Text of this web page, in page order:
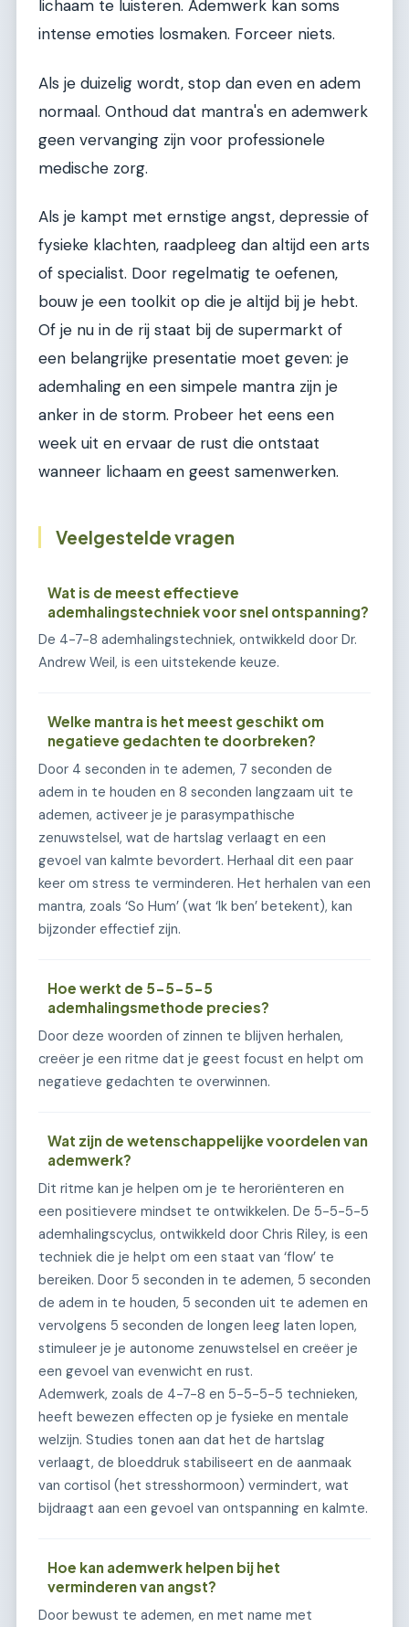
lichaam te luisteren. Ademwerk kan soms
intense emoties losmaken. Forceer niets.
Als je duizelig wordt, stop dan even en adem
normaal. Onthoud dat mantra's en ademwerk
geen vervanging zijn voor professionele
medische zorg.
Als je kampt met ernstige angst, depressie of
fysieke klachten, raadpleeg dan altijd een arts
of specialist. Door regelmatig te oefenen,
bouw je een toolkit op die je altijd bij je hebt.
Of je nu in de rij staat bij de supermarkt of
een belangrijke presentatie moet geven: je
ademhaling en een simpele mantra zijn je
anker in de storm. Probeer het eens een
week uit en ervaar de rust die ontstaat
wanneer lichaam en geest samenwerken.
Veelgestelde vragen
Wat is de meest effectieve
ademhalingstechniek voor snel ontspanning?
De 4-7-8 ademhalingstechniek, ontwikkeld door Dr.
Andrew Weil, is een uitstekende keuze.
Welke mantra is het meest geschikt om
negatieve gedachten te doorbreken?
Door 4 seconden in te ademen, 7 seconden de
adem in te houden en 8 seconden langzaam uit te
ademen, activeer je je parasympathische
zenuwstelsel, wat de hartslag verlaagt en een
gevoel van kalmte bevordert. Herhaal dit een paar
keer om stress te verminderen. Het herhalen van een
mantra, zoals ‘So Hum’ (wat ‘Ik ben’ betekent), kan
bijzonder effectief zijn.
Hoe werkt de 5-5-5-5
ademhalingsmethode precies?
Door deze woorden of zinnen te blijven herhalen,
creëer je een ritme dat je geest focust en helpt om
negatieve gedachten te overwinnen.
Wat zijn de wetenschappelijke voordelen van
ademwerk?
Dit ritme kan je helpen om je te heroriënteren en
een positievere mindset te ontwikkelen. De 5-5-5-5
ademhalingscyclus, ontwikkeld door Chris Riley, is een
techniek die je helpt om een staat van ‘flow’ te
bereiken. Door 5 seconden in te ademen, 5 seconden
de adem in te houden, 5 seconden uit te ademen en
vervolgens 5 seconden de longen leeg laten lopen,
stimuleer je je autonome zenuwstelsel en creëer je
een gevoel van evenwicht en rust.
Ademwerk, zoals de 4-7-8 en 5-5-5-5 technieken,
heeft bewezen effecten op je fysieke en mentale
welzijn. Studies tonen aan dat het de hartslag
verlaagt, de bloeddruk stabiliseert en de aanmaak
van cortisol (het stresshormoon) vermindert, wat
bijdraagt aan een gevoel van ontspanning en kalmte.
Hoe kan ademwerk helpen bij het
verminderen van angst?
Door bewust te ademen, en met name met